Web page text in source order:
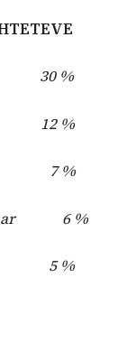
%
%
7 %
6 %
%